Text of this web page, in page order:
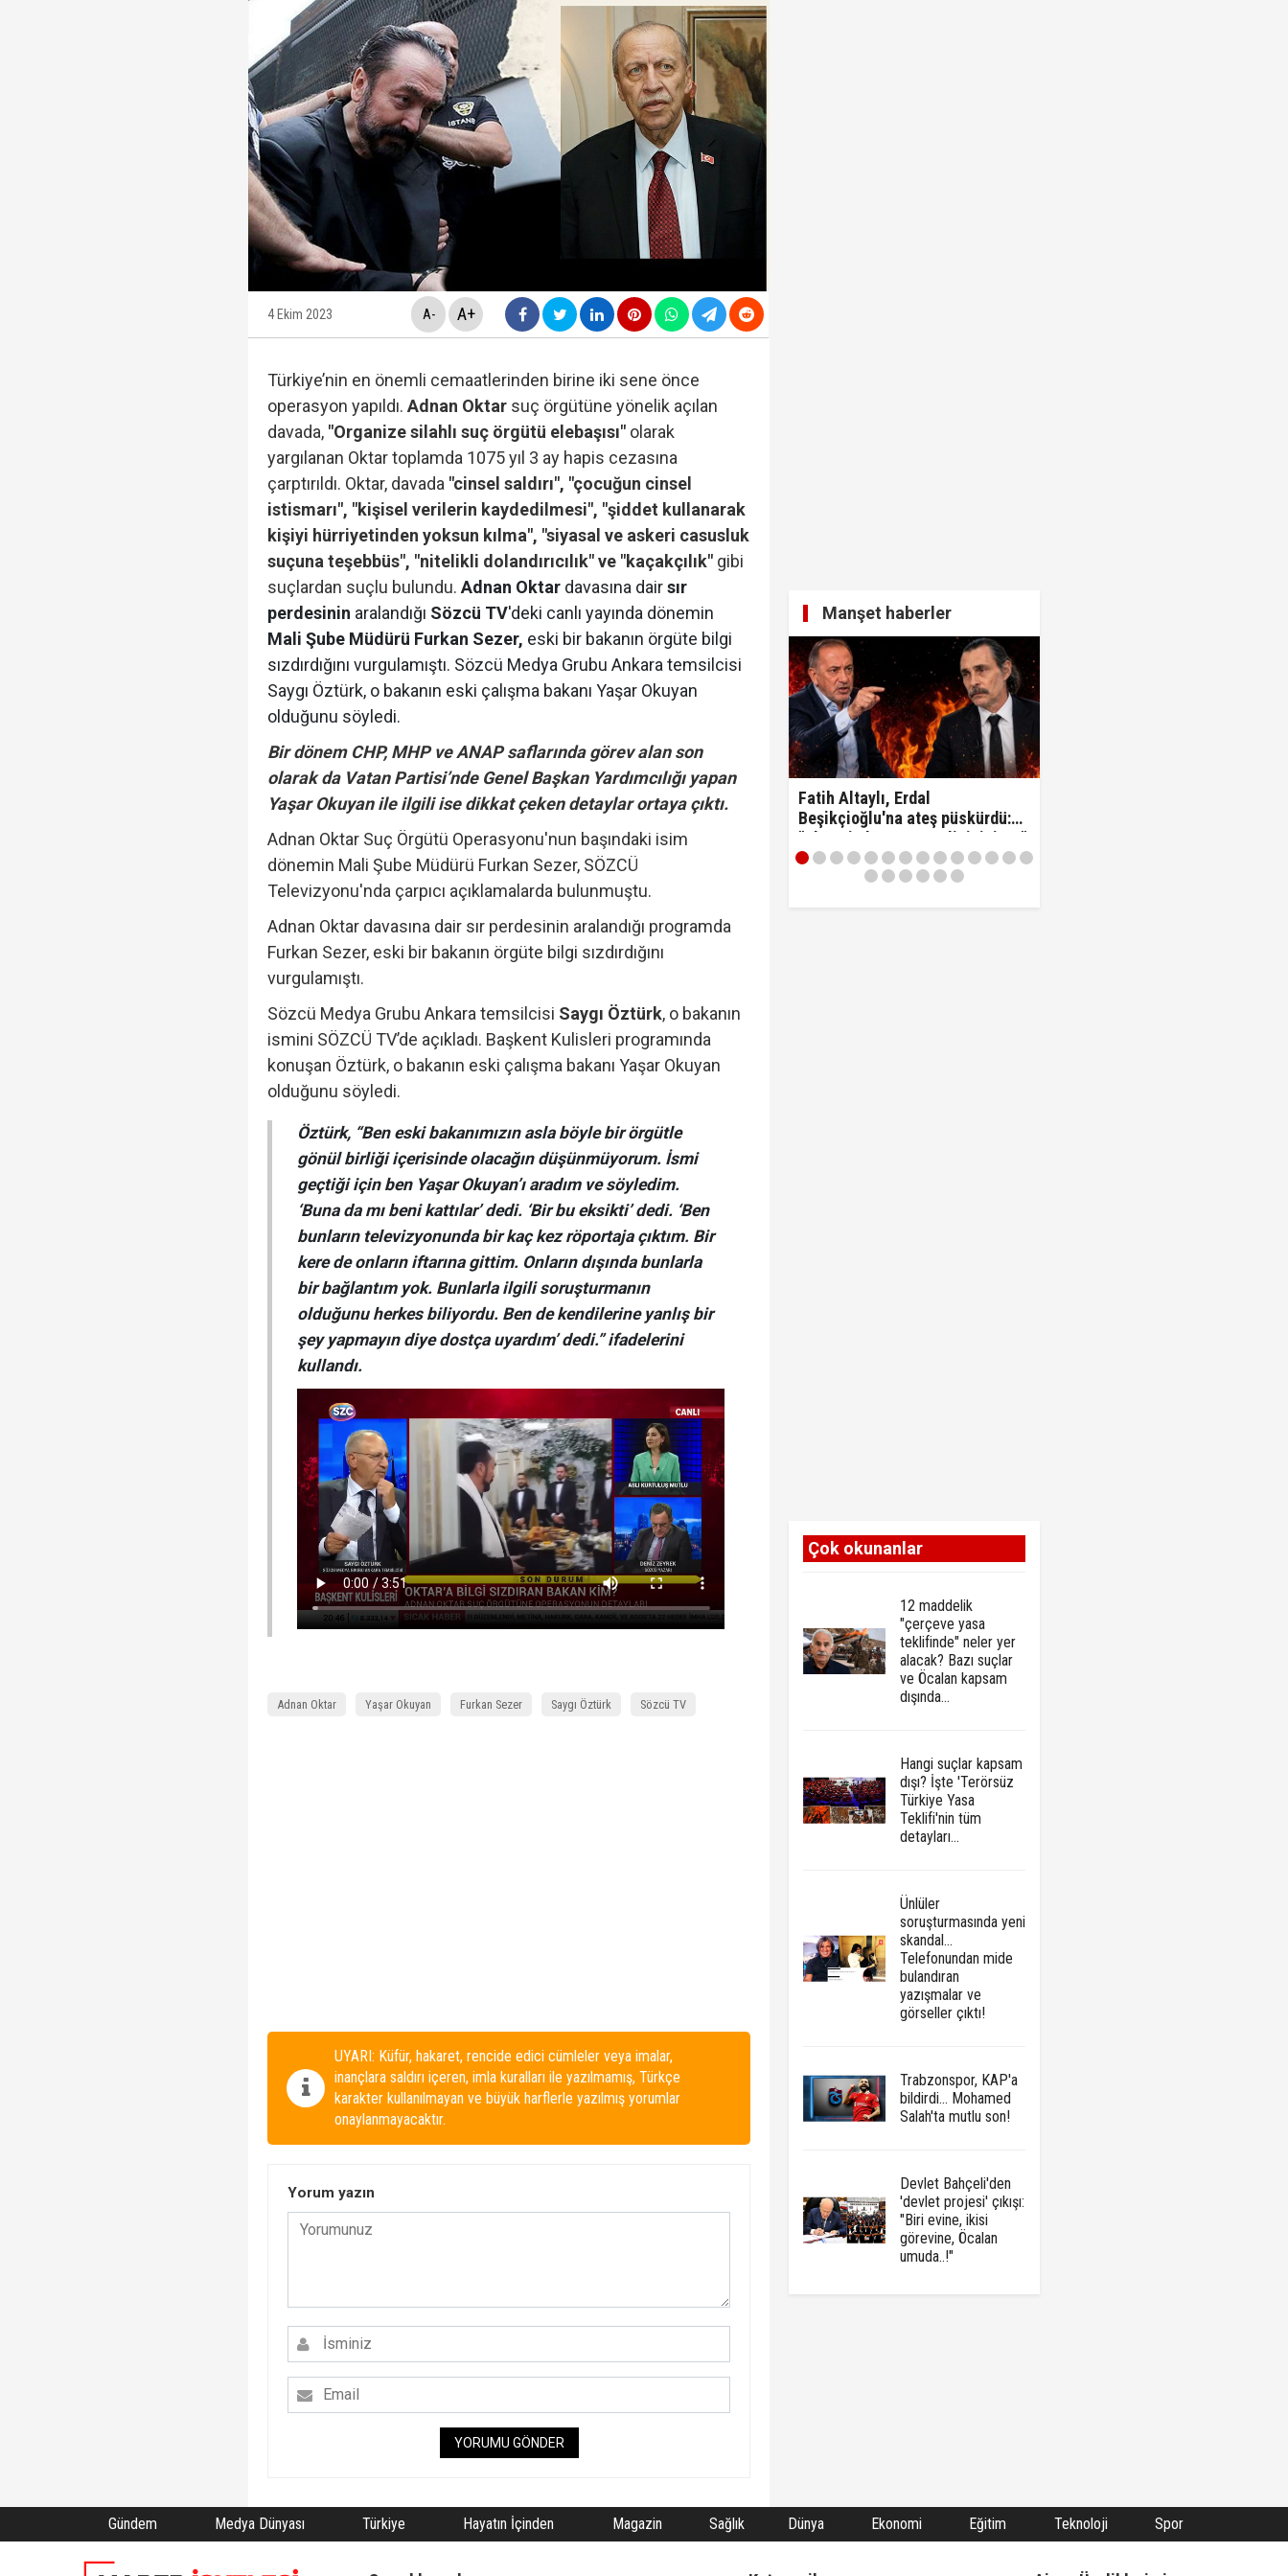
Trabzonspor, KAP'a bildirdi... Mohamed Salah'ta mutlu son!
İzmir Büyükşehir Belediyesi'nde "yolsuzluk" soruşturması... Veli Ağbaba'nın ağabeyi Hür Ağbaba gözaltında!
Ünlüler soruşturmasında yeni skandal... Telefonundan mide bulandıran yazışmalar ve görseller çıktı!
Veli Ağbaba'nın ağabeyi Hür Ağbaba tutuklandı...
4 Ekim 2023 A- A+
Türkiye’nin en önemli cemaatlerinden birine iki sene önce
operasyon yapıldı.Adnan Oktar suç örgütüne yönelik açılan
davada, "Organize silahlı suç örgütü elebaşısı" olarak
yargılanan Oktar toplamda 1075 yıl 3 ay hapis cezasına
çarptırıldı. Oktar, davada "cinsel saldırı", "çocuğun cinsel
istismarı", "kişisel verilerin kaydedilmesi", "şiddet kullanarak
kişiyi hürriyetinden yoksun kılma", "siyasal ve askeri casusluk
suçuna teşebbüs", "nitelikli dolandırıcılık" ve "kaçakçılık" gibi
suçlardan suçlu bulundu.Adnan Oktar davasına dairsır
perdesinin aralandığı Sözcü TV'deki canlı yayında dönemin
Mali Şube Müdürü Furkan Sezer, eski bir bakanın örgüte bilgi
sızdırdığını vurgulamıştı. Sözcü Medya Grubu Ankara temsilcisi
Saygı Öztürk, o bakanın eski çalışma bakanı Yaşar Okuyan
olduğunu söyledi.
Bir dönem CHP, MHP ve ANAP saflarında görev alan son
olarak da Vatan Partisi’nde Genel Başkan Yardımcılığı yapan
Yaşar Okuyan ile ilgili ise dikkat çeken detaylar ortaya çıktı.
Adnan Oktar Suç Örgütü Operasyonu'nun başındaki isim
dönemin Mali Şube Müdürü Furkan Sezer, SÖZCÜ
Televizyonu'nda çarpıcı açıklamalarda bulunmuştu.
Adnan Oktar davasına dair sır perdesinin aralandığı programda
Furkan Sezer, eski bir bakanın örgüte bilgi sızdırdığını
vurgulamıştı.
Sözcü Medya Grubu Ankara temsilcisi Saygı Öztürk, o bakanın
ismini SÖZCÜ TV’de açıkladı. Başkent Kulisleri programında
konuşan Öztürk, o bakanın eski çalışma bakanı Yaşar Okuyan
olduğunu söyledi.
Öztürk, “Ben eski bakanımızın asla böyle bir örgütle
gönül birliği içerisinde olacağın düşünmüyorum. İsmi
geçtiği için ben Yaşar Okuyan’ı aradım ve söyledim.
‘Buna da mı beni kattılar’ dedi. ‘Bir bu eksikti’ dedi. ‘Ben
bunların televizyonunda bir kaç kez röportaja çıktım. Bir
kere de onların iftarına gittim. Onların dışında bunlarla
bir bağlantım yok. Bunlarla ilgili soruşturmanın
olduğunu herkes biliyordu. Ben de kendilerine yanlış bir
şey yapmayın diye dostça uyardım’ dedi.” ifadelerini
kullandı.
Adnan Oktar Yaşar Okuyan Furkan Sezer Saygı Öztürk Sözcü TV
UYARI: Küfür, hakaret, rencide edici cümleler veya imalar,
inançlara saldırı içeren, imla kuralları ile yazılmamış, Türkçe
karakter kullanılmayan ve büyük harflerle yazılmış yorumlar
onaylanmayacaktır.
Yorum yazın
YORUMU GÖNDER
Manşet haberler
Fatih Altaylı, Erdal
Beşikçioğlu'na ateş püskürdü:
"Ulan siz kamu görevlisisiniz..!"
Çok okunanlar
12 maddelik
"çerçeve yasa
teklifinde" neler yer
alacak? Bazı suçlar
ve Öcalan kapsam
dışında…
Hangi suçlar kapsam
dışı? İşte 'Terörsüz
Türkiye Yasa
Teklifi'nin tüm
detayları...
Ünlüler
soruşturmasında yeni
skandal...
Telefonundan mide
bulandıran
yazışmalar ve
görseller çıktı!
Trabzonspor, KAP'a
bildirdi... Mohamed
Salah'ta mutlu son!
Devlet Bahçeli'den
'devlet projesi' çıkışı:
"Biri evine, ikisi
görevine, Öcalan
umuda..!"
Gündem Medya Dünyası Türkiye Hayatın İçinden Magazin Sağlık Dünya Ekonomi Eğitim Teknoloji Spor